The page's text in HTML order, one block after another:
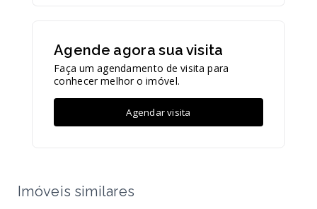
Agende agora sua visita
Faça um agendamento de visita para
conhecer melhor o imóvel.
Agendar visita
Imóveis similares